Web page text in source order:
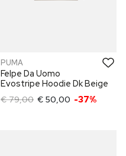
PUMA
Felpe Da Uomo
Evostripe Hoodie Dk Beige
€ 79,00 € 50,00 -37%